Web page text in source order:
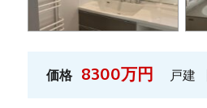
価格 8300万円 戸建